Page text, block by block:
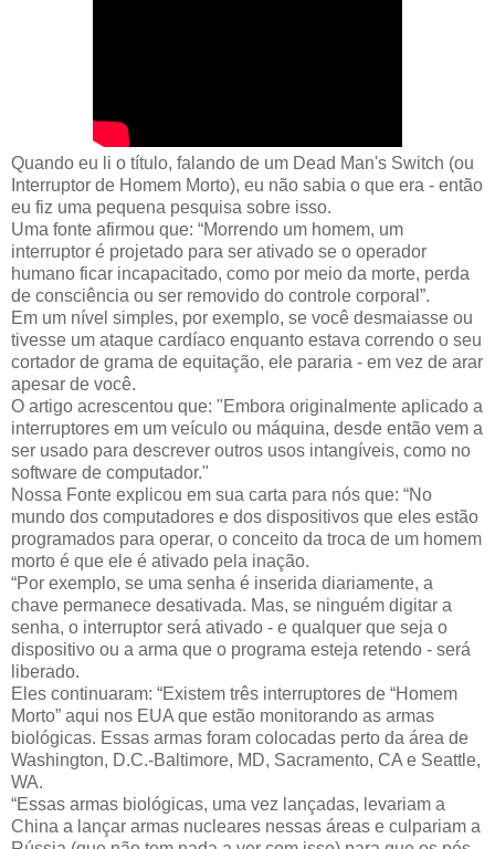
Quando eu li o título, falando de um Dead Man's Switch (ou
Interruptor de Homem Morto), eu não sabia o que era - então
eu fiz uma pequena pesquisa sobre isso.
Uma fonte afirmou que: “Morrendo um homem, um
interruptor é projetado para ser ativado se o operador
humano ficar incapacitado, como por meio da morte, perda
de consciência ou ser removido do controle corporal”.
Em um nível simples, por exemplo, se você desmaiasse ou
tivesse um ataque cardíaco enquanto estava correndo o seu
cortador de grama de equitação, ele pararia - em vez de arar
apesar de você.
O artigo acrescentou que: "Embora originalmente aplicado a
interruptores em um veículo ou máquina, desde então vem a
ser usado para descrever outros usos intangíveis, como no
software de computador."
Nossa Fonte explicou em sua carta para nós que: “No
mundo dos computadores e dos dispositivos que eles estão
programados para operar, o conceito da troca de um homem
morto é que ele é ativado pela inação.
“Por exemplo, se uma senha é inserida diariamente, a
chave permanece desativada. Mas, se ninguém digitar a
senha, o interruptor será ativado - e qualquer que seja o
dispositivo ou a arma que o programa esteja retendo - será
liberado.
Eles continuaram: “Existem três interruptores de “Homem
Morto” aqui nos EUA que estão monitorando as armas
biológicas. Essas armas foram colocadas perto da área de
Washington, D.C.-Baltimore, MD, Sacramento, CA e Seattle,
WA.
“Essas armas biológicas, uma vez lançadas, levariam a
China a lançar armas nucleares nessas áreas e culpariam a